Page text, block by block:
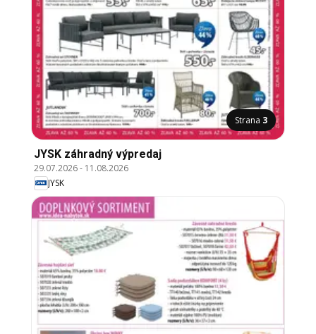
Strana 3
JYSK záhradný výpredaj
29.07.2026- 11.08.2026
JYSK